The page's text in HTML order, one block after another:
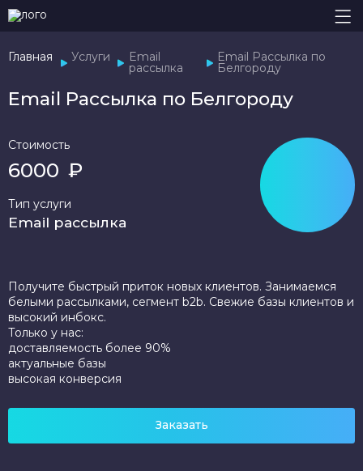
Главная Услуги Email
рассылка
Email Рассылка по
Белгороду
Email Рассылка по Белгороду
Стоимость
6000 ₽
Тип услуги
Email рассылка
Заказать
Получите быстрый приток новых клиентов. Занимаемся
белыми рассылками, сегмент b2b. Свежие базы клиентов и
высокий инбокс.
Только у нас:
доставляемость более 90%
актуальные базы
высокая конверсия